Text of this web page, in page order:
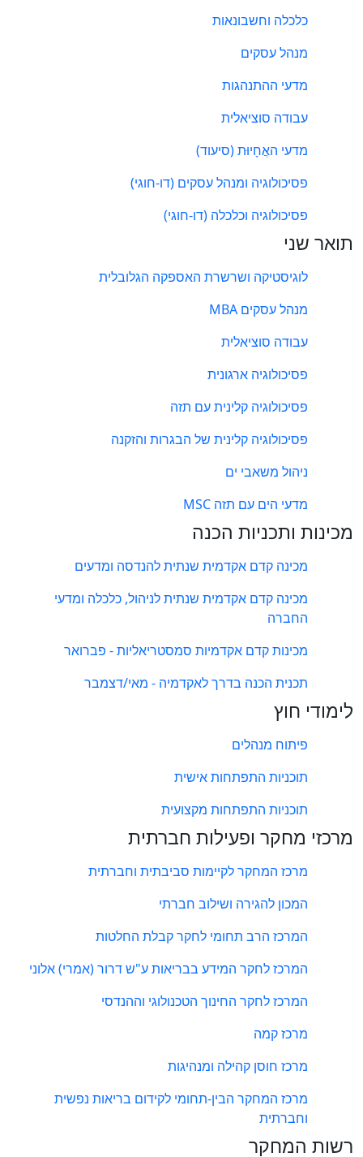
כלכלה וחשבונאות
מנהל עסקים
מדעי ההתנהגות
עבודה סוציאלית
מדעי האֲחָיוּת (סיעוד)
פסיכולוגיה ומנהל עסקים (דו-חוגי)
פסיכולוגיה וכלכלה (דו-חוגי)
תואר שני
לוגיסטיקה ושרשרת האספקה הגלובלית
מנהל עסקים MBA
עבודה סוציאלית
פסיכולוגיה ארגונית
פסיכולוגיה קלינית עם תזה
פסיכולוגיה קלינית של הבגרות והזקנה
ניהול משאבי ים
מדעי הים עם תזה MSC
מכינות ותכניות הכנה
מכינה קדם אקדמית שנתית להנדסה ומדעים
מכינה קדם אקדמית שנתית לניהול, כלכלה ומדעי
החברה
מכינות קדם אקדמיות סמסטריאליות - פברואר
תכנית הכנה בדרך לאקדמיה - מאי/דצמבר
לימודי חוץ
פיתוח מנהלים
תוכניות התפתחות אישית
תוכניות התפתחות מקצועית
מרכזי מחקר ופעילות חברתית
מרכז המחקר לקיימות סביבתית וחברתית
המכון להגירה ושילוב חברתי
המרכז הרב תחומי לחקר קבלת החלטות
המרכז לחקר המידע בבריאות ע"ש דרור (אמרי) אלוני
המרכז לחקר החינוך הטכנולוגי וההנדסי
מרכז קמה
מרכז חוסן קהילה ומנהיגות
מרכז המחקר הבין-תחומי לקידום בריאות נפשית
וחברתית
רשות המחקר